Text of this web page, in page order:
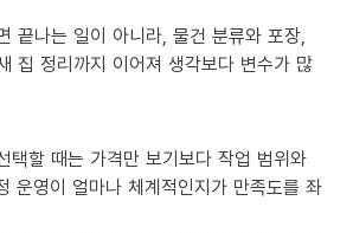
끝나는 일이 아니라, 물건 분류와 포장,
집 정리까지 이어져 생각보다 변수가 많
택할 때는 가격만 보기보다 작업 범위와
운영이 얼마나 체계적인지가 만족도를 좌